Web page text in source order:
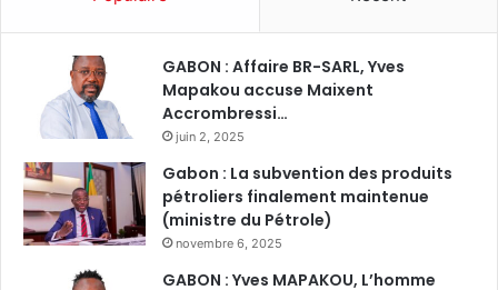
GABON : Affaire BR-SARL, Yves
Mapakou accuse Maixent
Accrombressi…
juin 2, 2025
Gabon : La subvention des produits
pétroliers finalement maintenue
(ministre du Pétrole)
novembre 6, 2025
GABON : Yves MAPAKOU, L’homme